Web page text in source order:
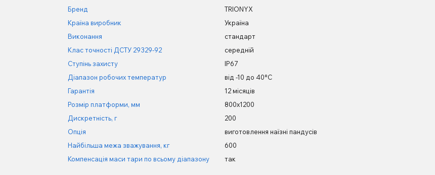
Бренд
TRIONYX
Країна виробник
Україна
Виконання
стандарт
Клас точності ДСТУ 29329-92
середній
Ступінь захисту
IP67
Діапазон робочих температур
від -10 до 40°С
Гарантія
12 місяців
Розмір платформи, мм
800х1200
Дискретність, г
200
Опція
виготовлення наїзні пандусів
Найбільша межа зважування, кг
600
Компенсація маси тари по всьому діапазону
так